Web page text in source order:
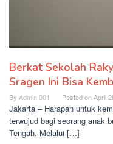
Berkat Sekolah
Sragen Ini Bisa
By Admin 001 Posted onApril
Jakarta – Harapan untuk
terwujud bagi seorang anak
Tengah. Melalui […]